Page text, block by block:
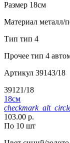
Размер 18см
Материал металл/
Тип тип 4
Прочее тип 4
Артикул 39143/18
39121/18
18см
103.00 р.
По 10 шт